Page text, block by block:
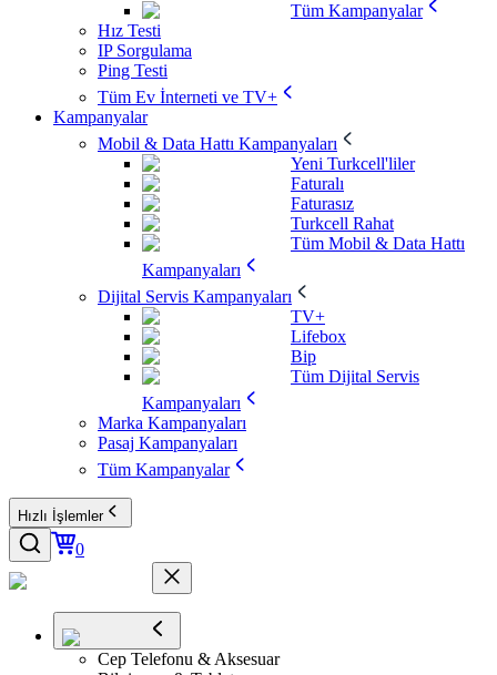
Tüm Kampanyalar
Hız Testi
IP Sorgulama
Ping Testi
Tüm Ev İnterneti ve TV+
Kampanyalar
Mobil & Data Hattı Kampanyaları
Yeni Turkcell'liler
Faturalı
Faturasız
Turkcell Rahat
Tüm Mobil & Data Hattı
Kampanyaları
Dijital Servis Kampanyaları
TV+
Lifebox
Bip
Tüm Dijital Servis
Kampanyaları
Marka Kampanyaları
Pasaj Kampanyaları
Tüm Kampanyalar
Hızlı İşlemler
0
Cep Telefonu & Aksesuar